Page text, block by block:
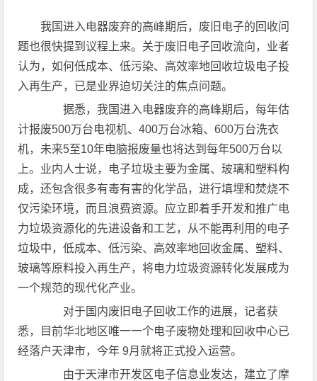
我国进入电器废弃的高峰期后，废旧电子的回收问
题也很快提到议程上来。关于废旧电子回收流向，业者
认为，如何低成本、低污染、高效率地回收垃圾电子投
入再生产，已是业界迫切关注的焦点问题。
据悉，我国进入电器废弃的高峰期后，每年估
计报废500万台电视机、400万台冰箱、600万台洗衣
机，未来5至10年电脑报废量也将达到每年500万台以
上。业内人士说，电子垃圾主要为金属、玻璃和塑料构
成，还包含很多有毒有害的化学品，进行填埋和焚烧不
仅污染环境，而且浪费资源。应立即着手开发和推广电
力垃圾资源化的先进设备和工艺，从不能再利用的电子
垃圾中，低成本、低污染、高效率地回收金属、塑料、
玻璃等原料投入再生产，将电力垃圾资源转化发展成为
一个规范的现代化产业。
对于国内废旧电子回收工作的进展，记者获
悉，目前华北地区唯一一个电子废物处理和回收中心已
经落户天津市，今年 9月就将正式投入运营。
由于天津市开发区电子信息业发达，建立了摩